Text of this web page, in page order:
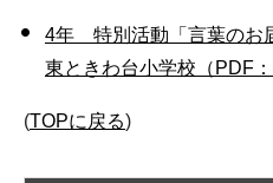
4年 特別活動「言葉のお
東ときわ台小学校（PDF：
(TOPに戻る)